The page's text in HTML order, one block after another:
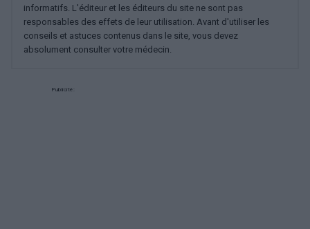
informatifs. L'éditeur et les éditeurs du site ne sont pas
responsables des effets de leur utilisation. Avant d'utiliser les
conseils et astuces contenus dans le site, vous devez
absolument consulter votre médecin.
Publicité: